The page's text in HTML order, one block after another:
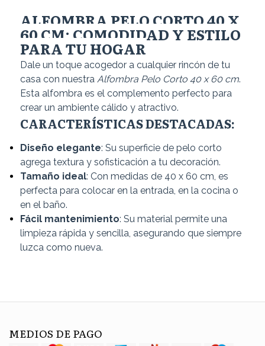
ALFOMBRA PELO CORTO 40 X
60 CM: COMODIDAD Y ESTILO
PARA TU HOGAR
Dale un toque acogedor a cualquier rincón de tu
casa con nuestra Alfombra Pelo Corto 40 x 60 cm.
Esta alfombra es el complemento perfecto para
crear un ambiente cálido y atractivo.
CARACTERÍSTICAS DESTACADAS:
Diseño elegante: Su superficie de pelo corto
agrega textura y sofisticación a tu decoración.
Tamaño ideal: Con medidas de 40 x 60 cm, es
perfecta para colocar en la entrada, en la cocina o
en el baño.
Fácil mantenimiento: Su material permite una
limpieza rápida y sencilla, asegurando que siempre
luzca como nueva.
MEDIOS DE PAGO